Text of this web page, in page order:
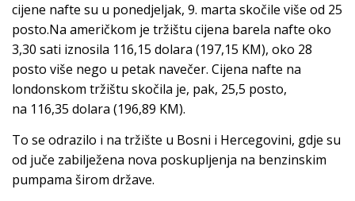
cijene nafte su u ponedjeljak, 9. marta skočile više od 25
posto.Na američkom je tržištu cijena barela nafte oko
3,30 sati iznosila 116,15 dolara (197,15 KM), oko 28
posto više nego u petak navečer. Cijena nafte na
londonskom tržištu skočila je, pak, 25,5 posto,
na 116,35 dolara (196,89 KM).
To se odrazilo i na tržište u Bosni i Hercegovini, gdje su
od juče zabilježena nova poskupljenja na benzinskim
pumpama širom države.